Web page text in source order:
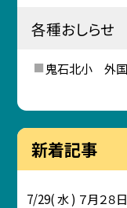
各種おしらせ
鬼石北小 外国
新着記事
7/29( 水 ) ７月２８